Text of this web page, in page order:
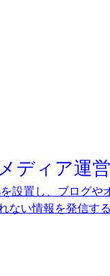
ディア運営
設置し、ブログや
ない情報を発信す